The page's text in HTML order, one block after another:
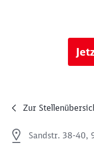
Zur
Sandstr. 38-40,